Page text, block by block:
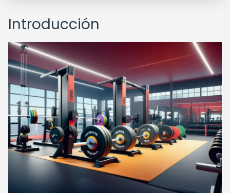
Introducción